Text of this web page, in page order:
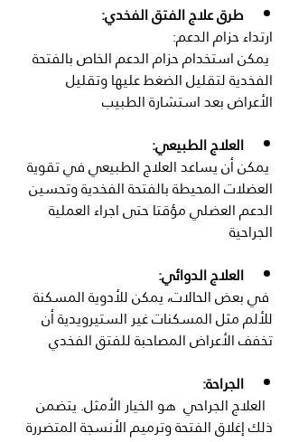
طرق علاج الفتق الفخدي:
ارتداء حزام الدعم:
يمكن استخدام حزام الدعم الخاص بالفتحة
الفخدية لتقليل الضغط عليها وتقليل
الأعراض بعد استشارة الطبيب
العلاج الطبيعي:
يمكن أن يساعد العلاج الطبيعي في تقوية
العضلات المحيطة بالفتحة الفخدية وتحسين
الدعم العضلي مؤقتا حتى اجراء العملية
الجراحية
العلاج الدوائي:
في بعض الحالات، يمكن للأدوية المسكنة
للألم مثل المسكنات غير الستيرويدية أن
تخفف الأعراض المصاحبة للفتق الفخدي
الجراحة:
العلاج الجراحي  هو الخيار الأمثل. يتضمن
ذلك إغلاق الفتحة وترميم الأنسجة المتضررة